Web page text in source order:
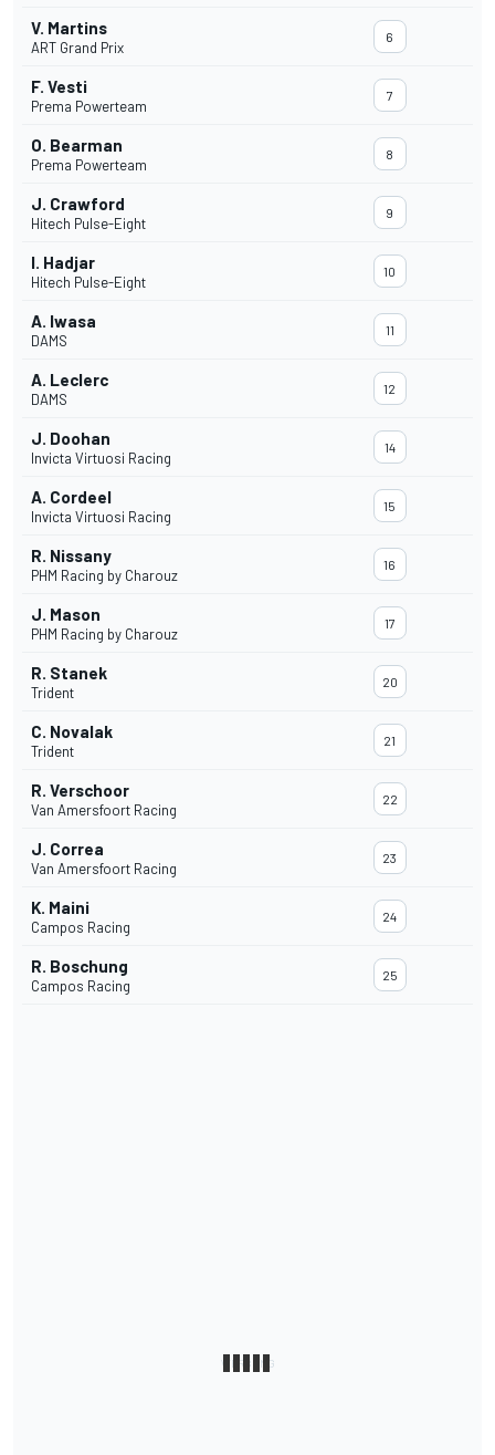
V. Martins
ART Grand Prix
6
F. Vesti
Prema Powerteam
7
O. Bearman
Prema Powerteam
8
J. Crawford
Hitech Pulse-Eight
9
I. Hadjar
Hitech Pulse-Eight
10
A. Iwasa
DAMS
11
A. Leclerc
DAMS
12
J. Doohan
Invicta Virtuosi Racing
14
A. Cordeel
Invicta Virtuosi Racing
15
R. Nissany
PHM Racing by Charouz
16
J. Mason
PHM Racing by Charouz
17
R. Stanek
Trident
20
C. Novalak
Trident
21
R. Verschoor
Van Amersfoort Racing
22
J. Correa
Van Amersfoort Racing
23
K. Maini
Campos Racing
24
R. Boschung
Campos Racing
25